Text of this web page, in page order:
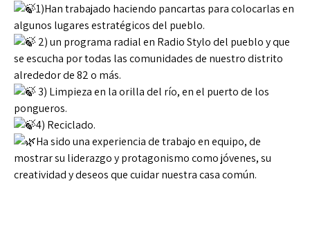
1)Han trabajado haciendo pancartas para colocarlas en
algunos lugares estratégicos del pueblo.
2) un programa radial en Radio Stylo del pueblo y que
se escucha por todas las comunidades de nuestro distrito
alrededor de 82 o más.
3) Limpieza en la orilla del río, en el puerto de los
pongueros.
4) Reciclado.
Ha sido una experiencia de trabajo en equipo, de
mostrar su liderazgo y protagonismo como jóvenes, su
creatividad y deseos que cuidar nuestra casa común.